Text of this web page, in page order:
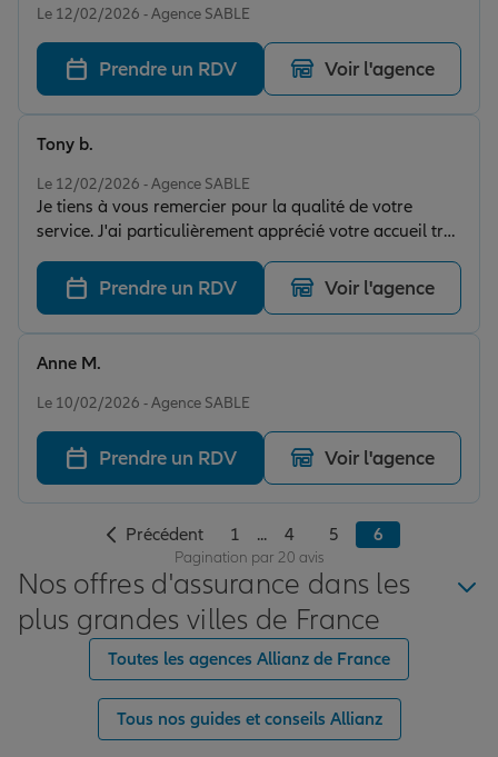
Le 12/02/2026 - Agence SABLE
Prendre un RDV Voir l'agence
Le 12/02/2026 - Agence SABLE
Je tiens à vous remercier pour la qualité de votre
service. J'ai particulièrement apprécié votre accueil très
chaleureux, ainsi que votre réactivité et votre efficacité.
Vos conseils ont été d'une grande valeur et je
n'hésiterai pas à vous recommander autour de moi.
Tony b.
Prendre un RDV Voir l'agence
Le 10/02/2026 - Agence SABLE
Anne M.
Prendre un RDV Voir l'agence
Précédent 1 ... 4 5 6
Pagination par 20 avis
Nos offres d'assurance dans les
plus grandes villes de France
Toutes les agences Allianz de France
Tous nos guides et conseils Allianz